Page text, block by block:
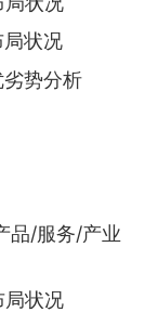
局状况
劣势分析
品/服务/产业
局状况